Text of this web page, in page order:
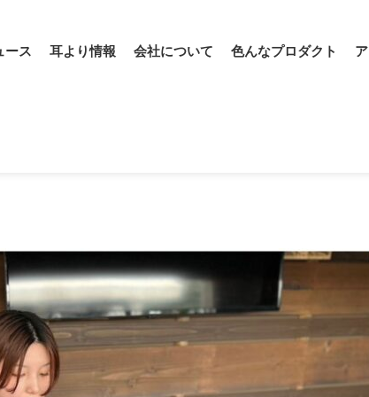
ース 耳より情報 会社について 色んなプロダクト